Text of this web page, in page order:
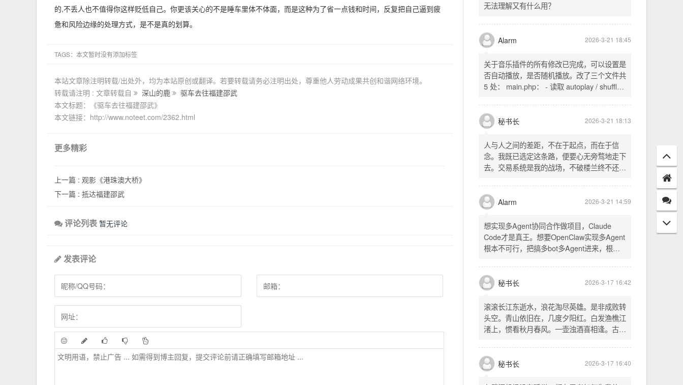
的,不丢人也不值得你这样贬低自己。你更该关心的不是睡车里体不体面，而是这种为了省一点钱和时间，反复把自己逼到疲
惫和风险边缘的处理方式，是不是真的划算。
TAGS：本文暂时没有添加标签
本站文章除注明转载/出处外，均为本站原创或翻译。若要转载请务必注明出处，尊重他人劳动成果共创和谐网络环境。
转载请注明 : 文章转载自
深山的鹿
驱车去往福建邵武
本文标题：《驱车去往福建邵武》
本文链接：http://www.noteet.com/2362.html
更多精彩
上一篇 : 观影《港珠澳大桥》
下一篇 : 抵达福建邵武
评论列表 暂无评论
发表评论
经吉隆口岸前往加德满都，沿途风景绝美。
Alarm
无法理解又有什么用？
Alarm 2026-3-21 18:45
关于音乐插件的所有修改已完成，可以设置是
否自动播放，是否随机播放。改了三个文件共
5 处： main.php： - 读取 autoplay / shuffle
一行两个复选框（自动播放音乐 / 默认随机播
放），带配套 CSS track.php： - 在 var
playlist = [...] 后面输出 _p4zAutoplay 和
autoplay 从后端变量读取，不再硬编码 false
- shuffle 后台开启时强制随机，否则走
秘书长 2026-3-21 18:13
人与人之间的差距，不在于起点，而在于信
念。我既已选定这条路，便要心无旁骛地走下
去。交易系统是我的战场，不破楼兰终不还。
唯有目标，不可动摇。
Alarm 2026-3-21 14:59
想实现多Agent协同合作做项目，Claude
Code才是真王。想要OpenClaw实现多Agent
根本不可行，把搞多bot多Agent进来，根本
秘书长 2026-3-17 16:42
滚滚长江东逝水，浪花淘尽英雄。是非成败转
头空。青山依旧在，几度夕阳红。白发渔樵江
渚上，惯看秋月春风。一壶浊酒喜相逢。古今